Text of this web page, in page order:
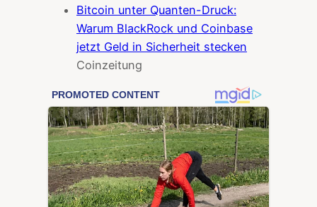
Bitcoin unter Quanten-Druck:
Warum BlackRock und Coinbase
jetzt Geld in Sicherheit stecken
Coinzeitung